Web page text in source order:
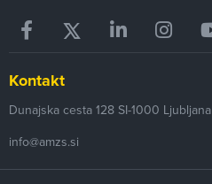
Kontakt
Dunajska cesta 128 SI-1000 Ljubljana
info@amzs.si